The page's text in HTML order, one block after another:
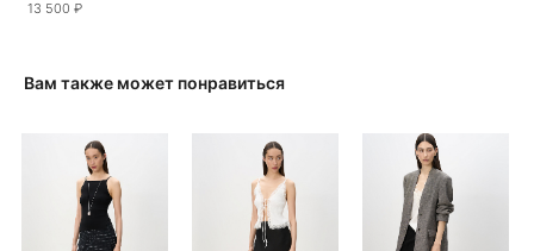
13 500 ₽
Вам также может понравиться